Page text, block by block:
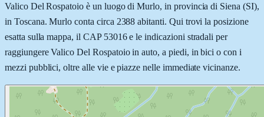
Valico Del Rospatoio è un luogo di Murlo, in provincia di Siena (SI),
in Toscana. Murlo conta circa 2388 abitanti. Qui trovi la posizione
esatta sulla mappa, il CAP 53016 e le indicazioni stradali per
raggiungere Valico Del Rospatoio in auto, a piedi, in bici o con i
mezzi pubblici, oltre alle vie e piazze nelle immediate vicinanze.